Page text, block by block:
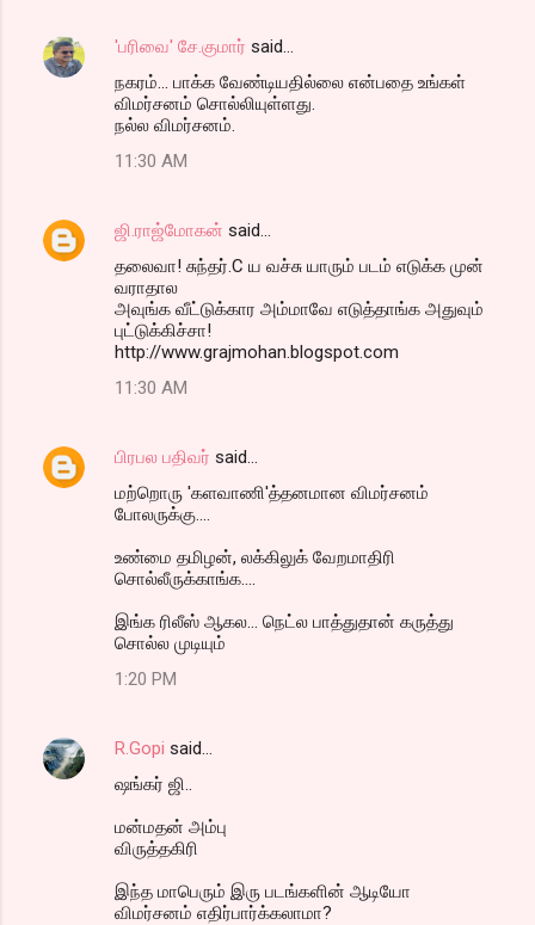
'பரிவை' சே.குமார் said…
நகரம்... பாக்க வேண்டியதில்லை என்பதை உங்கள்
விமர்சனம் சொல்லியுள்ளது.
நல்ல விமர்சனம்.
11:30 AM
ஜி.ராஜ்மோகன் said…
தலைவா! சுந்தர்.C ய வச்சு யாரும் படம் எடுக்க முன்
வராதால
அவுங்க வீட்டுக்கார அம்மாவே எடுத்தாங்க அதுவும்
புட்டுக்கிச்சா!
http://www.grajmohan.blogspot.com
11:30 AM
பிரபல பதிவர் said…
மற்றொரு 'களவாணி'த்தனமான விமர்சனம்
போலருக்கு....
உண்மை தமிழன், லக்கிலுக் வேறமாதிரி
சொல்லீருக்காங்க....
இங்க ரிலீஸ் ஆகல... நெட்ல பாத்துதான் கருத்து
சொல்ல முடியும்
1:20 PM
R.Gopi said…
ஷங்கர் ஜி..
மன்மதன் அம்பு
விருத்தகிரி
இந்த மாபெரும் இரு படங்களின் ஆடியோ
விமர்சனம் எதிர்பார்க்கலாமா?